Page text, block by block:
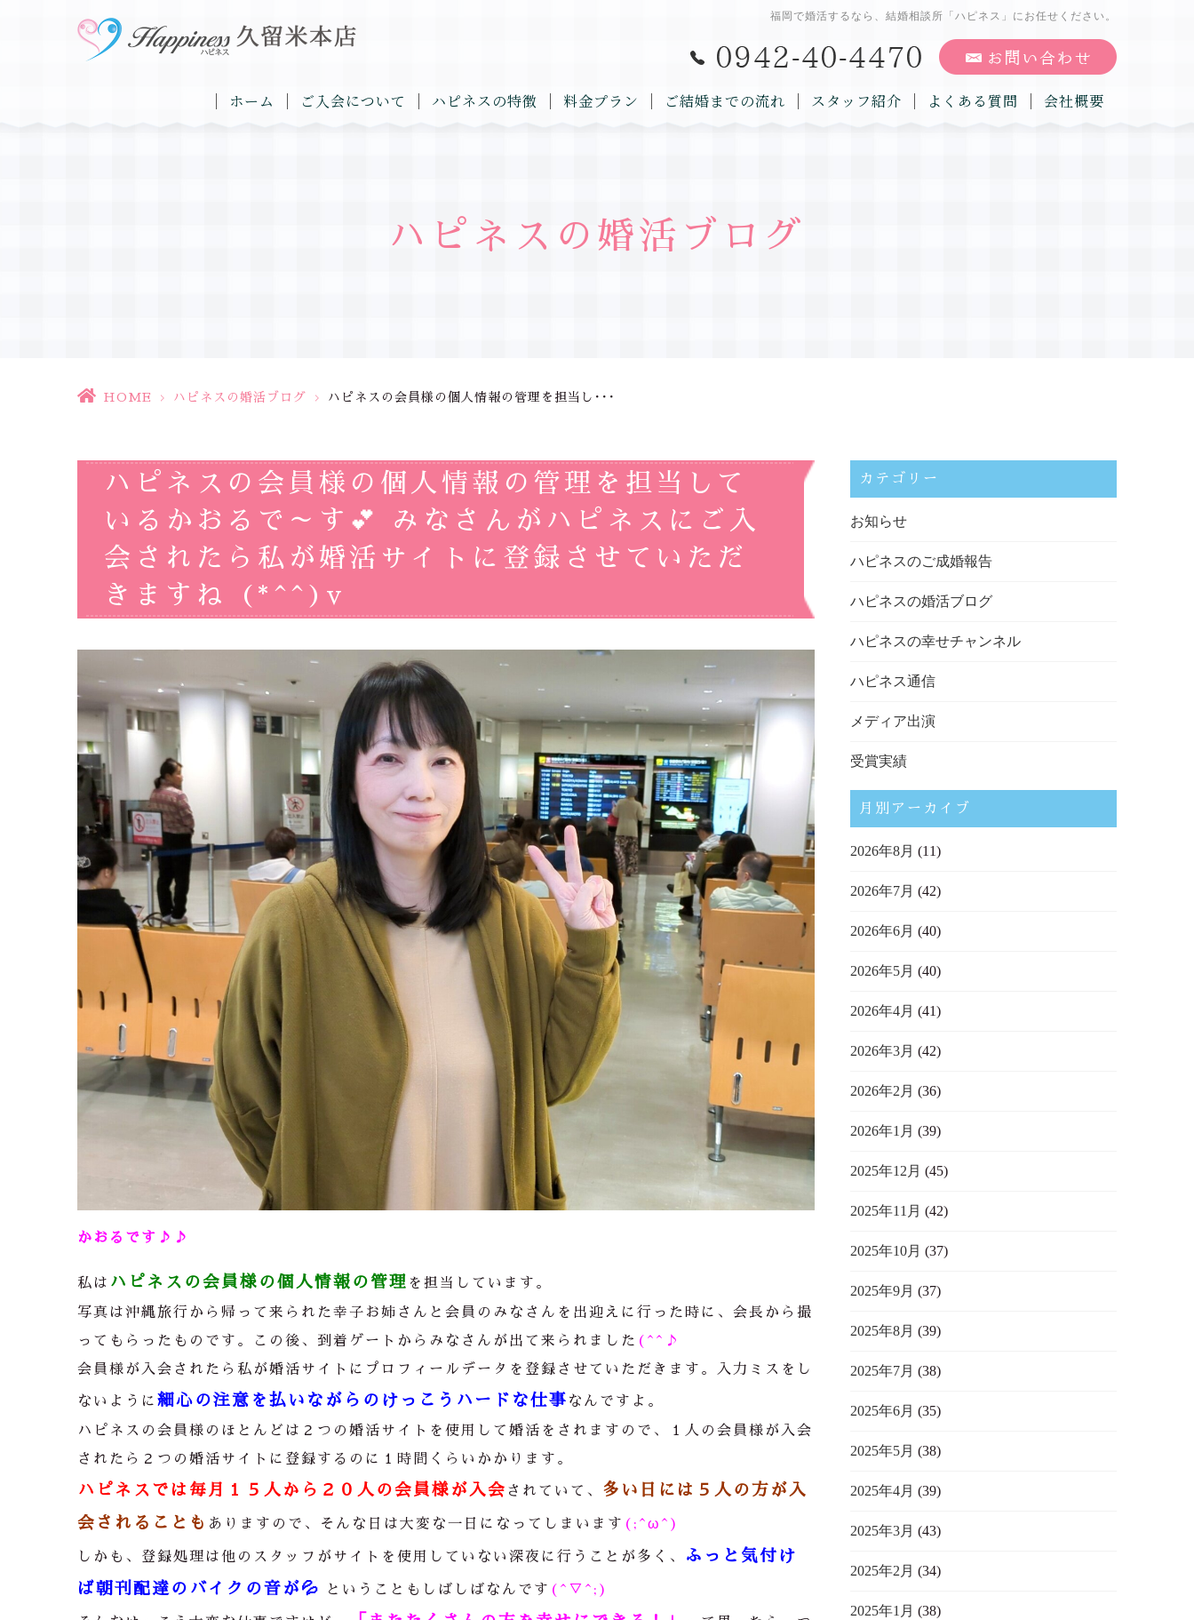
福岡で婚活するなら、結婚相談所「ハピネス」にお任せください。
ホーム ご入会について ハピネスの特徴 料金プラン ご結婚までの流れ スタッフ紹介 よくある質問 会社概要
ハピネスの婚活ブログ
HOME > ハピネスの婚活ブログ > ハピネスの会員様の個人情報の管理を担当し･･･
ハピネスの会員様の個人情報の管理を担当して
いるかおるで～す💕 みなさんがハピネスにご入
会されたら私が婚活サイトに登録させていただ
きますね (*^^)v
かおるです♪♪
私は ハピネスの会員様の個人情報の管理 を担当しています。
写真は沖縄旅行から帰って来られた幸子お姉さんと会員のみなさんを出迎えに行った時に、会長から撮
ってもらったものです。この後、到着ゲートからみなさんが出て来られました (^^♪
会員様が入会されたら私が婚活サイトにプロフィールデータを登録させていただきます。入力ミスをし
ないように 細心の注意を払いながらのけっこうハードな仕事 なんですよ。
ハピネスの会員様のほとんどは２つの婚活サイトを使用して婚活をされますので、１人の会員様が入会
されたら２つの婚活サイトに登録するのに１時間くらいかかります。
ハピネスでは毎月１５人から２０人の会員様が入会 されていて、 多い日には５人の方が入
会されることも ありますので、そんな日は大変な一日になってしまいます (;^ω^)
しかも、登録処理は他のスタッフがサイトを使用していない深夜に行うことが多く、
ふっと気付け
ば朝刊配達のバイクの音が💦
ということもしばしばなんです (^▽^;)
カテゴリー
お知らせ
ハピネスのご成婚報告
ハピネスの婚活ブログ
ハピネスの幸せチャンネル
ハピネス通信
メディア出演
受賞実績
月別アーカイブ
2026年8月 (11)
2026年7月 (42)
2026年6月 (40)
2026年5月 (40)
2026年4月 (41)
2026年3月 (42)
2026年2月 (36)
2026年1月 (39)
2025年12月 (45)
2025年11月 (42)
2025年10月 (37)
2025年9月 (37)
2025年8月 (39)
2025年7月 (38)
2025年6月 (35)
2025年5月 (38)
2025年4月 (39)
2025年3月 (43)
2025年2月 (34)
2025年1月 (38)